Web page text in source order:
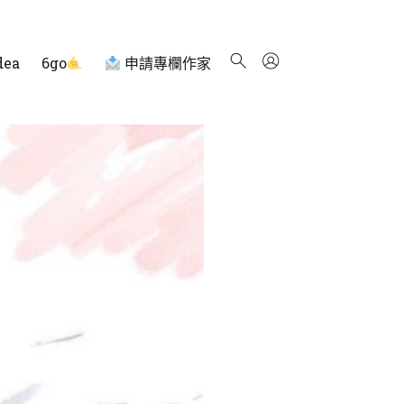
6go 申請專欄作家